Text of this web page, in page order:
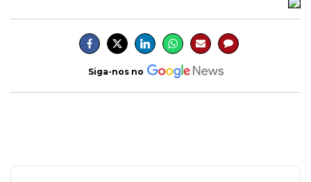
Siga-nos no